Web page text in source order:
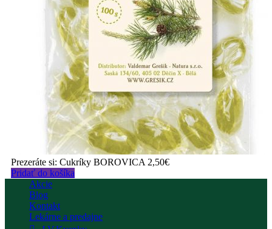
Prezeráte si: Cukríky BOROVICA 2,50€
Pridať do košíka
Akcie
Blog
Kontakt
Lekárne a predajne